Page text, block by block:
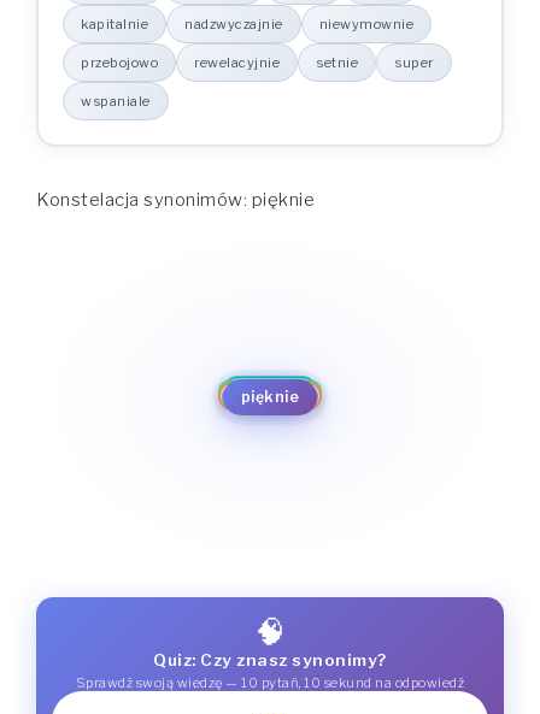
kapitalnie nadzwyczajnie niewymownie
przebojowo rewelacyjnie setnie super
wspaniale
Konstelacja synonimów: pięknie
pięknie
bajecznie
cudownie
ekstra
fajnie
kapitalnie
nadzwyczajnie
niewymownie
przebojowo
rewelacyjnie
setnie
super
wspaniale
🧠
Quiz: Czy znasz synonimy?
Sprawdź swoją wiedzę — 10 pytań, 10 sekund na odpowiedź